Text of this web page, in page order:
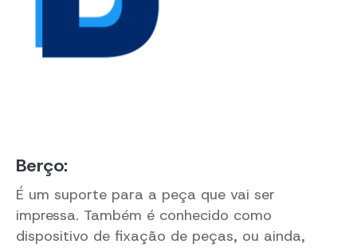
Berço:
É um suporte para a peça que vai ser
impressa. Também é conhecido como
dispositivo de fixação de peças, ou ainda,